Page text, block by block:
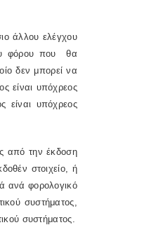
άλλου ελέγχου
φόρου που
θα
δεν μπορεί να
είναι υπόχρεος
είναι υπόχρεος
από την έκδοση
στοιχείο, ή
ανά φορολογικό
συστήματος,
συστήματος.